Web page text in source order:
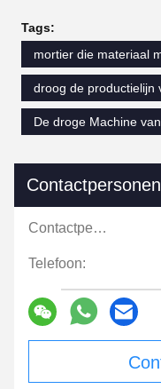
Tags:
mortier die materiaal
droog de productielijn
De droge Machine
Contactpersonen
Contactpersonen:
Telefoon: